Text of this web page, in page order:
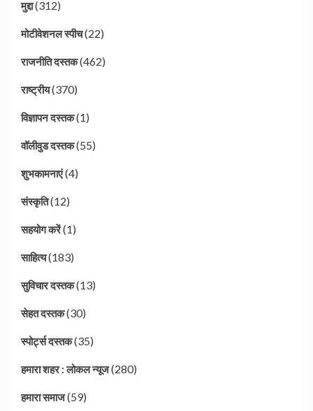
मुद्दा(312)
मोटीवेशनल स्पीच(22)
राजनीति दस्तक(462)
राष्ट्रीय(370)
विज्ञापन दस्तक(1)
वॉलीवुड दस्तक(55)
शुभकामनाएं(4)
संस्कृति(12)
सहयोग करें(1)
साहित्य(183)
सुविचार दस्तक(13)
सेहत दस्तक(30)
स्पोर्ट्स दस्तक(35)
हमारा शहर : लोकल न्यूज(280)
हमारा समाज(59)